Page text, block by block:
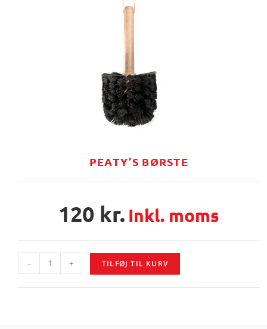
PEATY’S BØRSTE
120 kr. Inkl. moms
- + TILFØJ TIL KURV